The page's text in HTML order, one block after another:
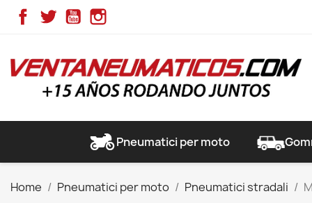
FacebookTwitterYouTube
Pneumatici per moto
Home Pneumatici per moto Pneumatici stradali